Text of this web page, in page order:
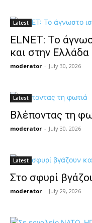
Latest
ELNET: Το
και στην Ελλάδα
moderator - July 30, 2026
Latest
Βλέποντας τη
moderator - July 30, 2026
Latest
Στο σφυρί
moderator - July 29, 2026